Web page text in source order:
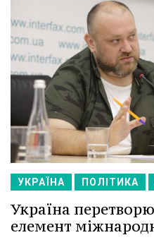
УКРАЇНА ПОЛІТИКА
Україна
елемент